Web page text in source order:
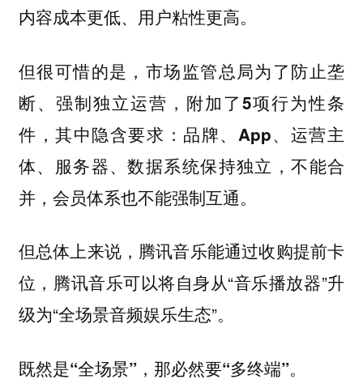
内容成本更低、用户粘性更高。
但很可惜的是，市场监管总局为了防止垄
断、强制独立运营，附加了5项行为性条
件，其中隐含要求：品牌、App、运营主
体、服务器、数据系统保持独立，不能合
并，会员体系也不能强制互通。
但总体上来说，腾讯音乐能通过收购提前卡
位，腾讯音乐可以将自身从“音乐播放器”升
级为“全场景音频娱乐生态”。
既然是“全场景”，那必然要“多终端”。